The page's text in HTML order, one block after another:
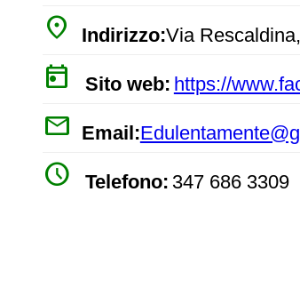
place Indirizzo:Via
today Sito web: https://
mail Email:
watch_later Telefono: 347 686 3309